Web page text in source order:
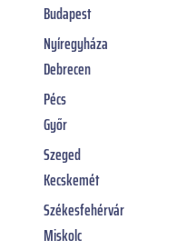
Budapest
Nyíregyháza
Debrecen
Pécs
Győr
Szeged
Kecskemét
Székesfehérvár
Miskolc